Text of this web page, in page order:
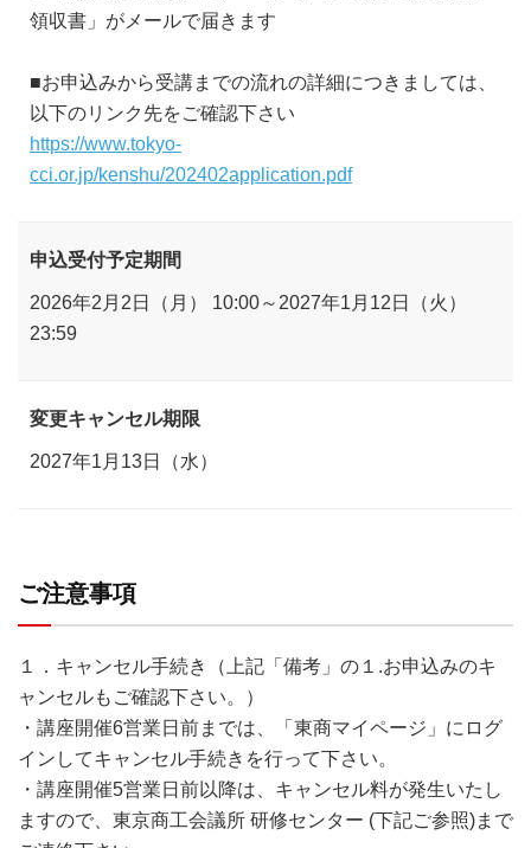
領収書」がメールで届きます
■お申込みから受講までの流れの詳細につきましては、
以下のリンク先をご確認下さい
https://www.tokyo-
cci.or.jp/kenshu/202402application.pdf
申込受付予定期間
2026年2月2日（月） 10:00～2027年1月12日（火）
23:59
変更キャンセル期限
2027年1月13日（水）
ご注意事項
１．キャンセル手続き（上記「備考」の１.お申込みのキ
ャンセルもご確認下さい。）
・講座開催6営業日前までは、「東商マイページ」にログ
インしてキャンセル手続きを行って下さい。
・講座開催5営業日前以降は、キャンセル料が発生いたし
ますので、東京商工会議所 研修センター (下記ご参照)まで